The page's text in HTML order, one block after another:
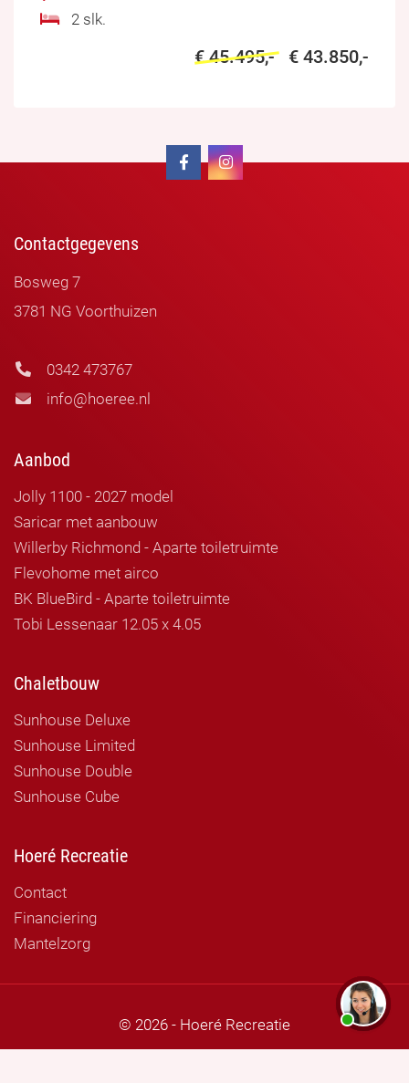
2 slk.
€ 45.495,- € 43.850,-
Contactgegevens
Bosweg 7
3781 NG Voorthuizen
0342 473767
info@hoeree.nl
Aanbod
Jolly 1100 - 2027 model
Saricar met aanbouw
Willerby Richmond - Aparte toiletruimte
Flevohome met airco
BK BlueBird - Aparte toiletruimte
Tobi Lessenaar 12.05 x 4.05
Chaletbouw
Sunhouse Deluxe
Sunhouse Limited
Sunhouse Double
Sunhouse Cube
Hoeré Recreatie
Contact
Financiering
Mantelzorg
© 2026 - Hoeré Recreatie